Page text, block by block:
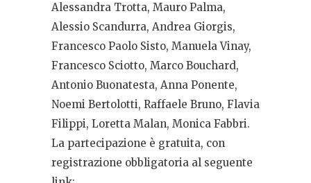
Alessandra Trotta, Mauro Palma,
Alessio Scandurra, Andrea Giorgis,
Francesco Paolo Sisto, Manuela Vinay,
Francesco Sciotto, Marco Bouchard,
Antonio Buonatesta, Anna Ponente,
Noemi Bertolotti, Raffaele Bruno, Flavia
Filippi, Loretta Malan, Monica Fabbri.
La partecipazione è gratuita, con
registrazione obbligatoria al seguente